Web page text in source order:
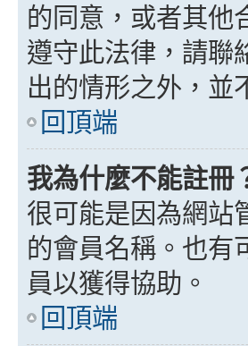
的同意，或者其他
遵守此法律，請聯
出的情形之外，並
回頂端
我為什麼不能註冊
很可能是因為網站
的會員名稱。也有
員以獲得協助。
回頂端